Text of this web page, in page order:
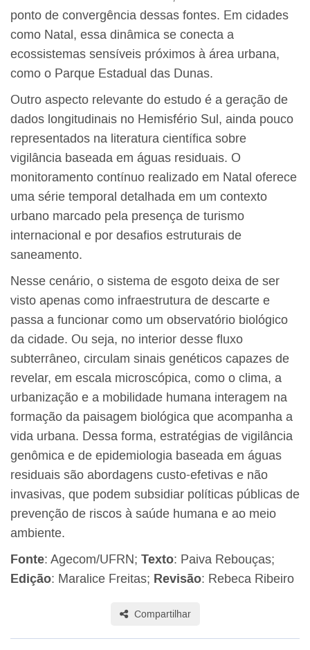
ponto de convergência dessas fontes. Em cidades
como Natal, essa dinâmica se conecta a
ecossistemas sensíveis próximos à área urbana,
como o Parque Estadual das Dunas.
Outro aspecto relevante do estudo é a geração de
dados longitudinais no Hemisfério Sul, ainda pouco
representados na literatura científica sobre
vigilância baseada em águas residuais. O
monitoramento contínuo realizado em Natal oferece
uma série temporal detalhada em um contexto
urbano marcado pela presença de turismo
internacional e por desafios estruturais de
saneamento.
Nesse cenário, o sistema de esgoto deixa de ser
visto apenas como infraestrutura de descarte e
passa a funcionar como um observatório biológico
da cidade. Ou seja, no interior desse fluxo
subterrâneo, circulam sinais genéticos capazes de
revelar, em escala microscópica, como o clima, a
urbanização e a mobilidade humana interagem na
formação da paisagem biológica que acompanha a
vida urbana. Dessa forma, estratégias de vigilância
genômica e de epidemiologia baseada em águas
residuais são abordagens custo-efetivas e não
invasivas, que podem subsidiar políticas públicas de
prevenção de riscos à saúde humana e ao meio
ambiente.
Fonte: Agecom/UFRN; Texto: Paiva Rebouças;
Edição: Maralice Freitas; Revisão: Rebeca Ribeiro
Compartilhar